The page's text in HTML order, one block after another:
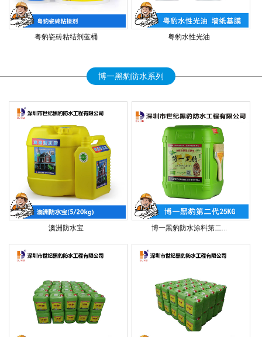
粤豹瓷砖粘结剂蓝桶 粤豹水性光油
博一黑豹防水系列
澳洲防水宝 博一黑豹防水涂料第二...